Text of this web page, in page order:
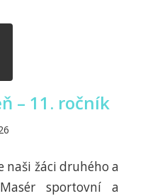
– 11. ročník
naši žáci druhého a
sportovní a